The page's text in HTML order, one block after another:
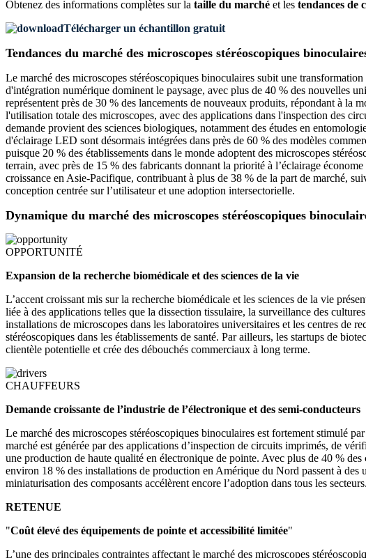
Obtenez des informations complètes sur la taille du marché et les tendances de
Télécharger un échantillon gratuit
Tendances du marché des microscopes stéréoscopiques
Le marché des microscopes stéréoscopiques binoculaires subit une
d'intégration numérique dominent le paysage, avec plus de 40 % des nouvelles
représentent près de 30 % des lancements de nouveaux produits, répondant à
l'utilisation totale des microscopes, avec des applications dans l'inspection des
demande provient des sciences biologiques, notamment des études en
d'éclairage LED sont désormais intégrées dans près de 60 % des modèles
puisque 20 % des établissements dans le monde adoptent des microscopes
terrain, avec près de 15 % des fabricants donnant la priorité à l’éclairage
croissance en Asie-Pacifique, contribuant à plus de 38 % de la part de marché,
conception centrée sur l’utilisateur et une adoption intersectorielle.
Dynamique du marché des microscopes stéréoscopiques
OPPORTUNITÉ
Expansion de la recherche biomédicale et des sciences de la vie
L’accent croissant mis sur la recherche biomédicale et les sciences de la vie
liée à des applications telles que la dissection tissulaire, la surveillance des
installations de microscopes dans les laboratoires universitaires et les centres de
stéréoscopiques dans les établissements de santé. Par ailleurs, les startups de
clientèle potentielle et crée des débouchés commerciaux à long terme.
CHAUFFEURS
Demande croissante de l’industrie de l’électronique et des semi-conducteurs
Le marché des microscopes stéréoscopiques binoculaires est fortement stimulé
marché est générée par des applications d’inspection de circuits imprimés, de
une production de haute qualité en électronique de pointe. Avec plus de 40 %
environ 18 % des installations de production en Amérique du Nord passent à des
miniaturisation des composants accélèrent encore l’adoption dans tous les secteurs.
RETENUE
"Coût élevé des équipements de pointe et accessibilité limitée"
L’une des principales contraintes affectant le marché des microscopes